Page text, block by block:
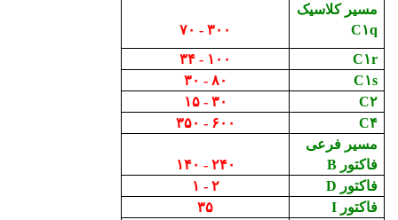
مسیر کلاسیک
C۱q
۷۰ - ۳۰۰
C۱r
۳۴ - ۱۰۰
C۱s
۳۰ - ۸۰
C۲
۱۵ - ۳۰
C۴
۳۵۰ - ۶۰۰
مسیر فرعی
فاکتورB
۱۴۰ - ۲۴۰
فاکتور D
۱ - ۲
فاکتورI
۳۵